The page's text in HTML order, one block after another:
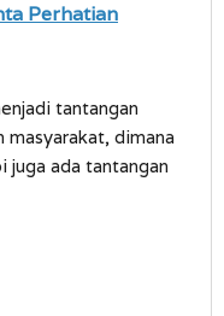
Perhatian
tantangan
masyarakat, dimana
juga ada tantangan